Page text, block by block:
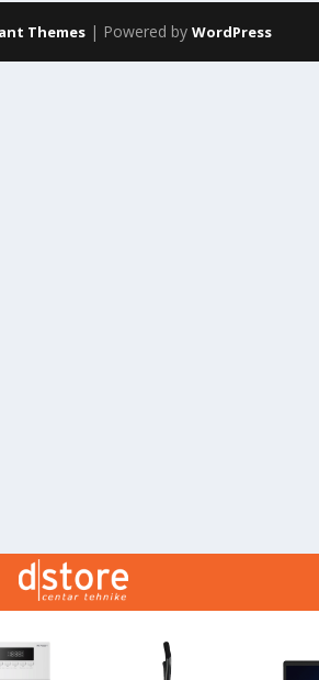
Themes | Powered by WordPress